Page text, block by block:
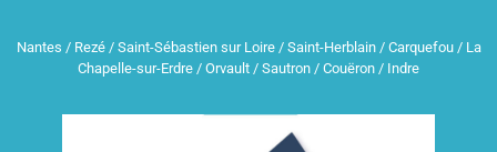
Nantes / Rezé / Saint-Sébastien sur Loire / Saint-Herblain / Carquefou / La
Chapelle-sur-Erdre / Orvault / Sautron / Couëron / Indre